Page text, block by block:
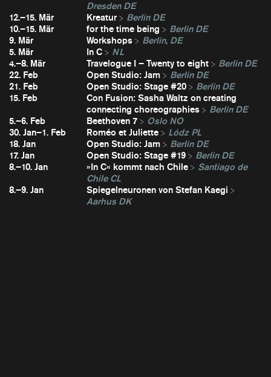
Dresden DE
12.–15. Mär
Kreatur
Berlin DE
10.–15. Mär
for the time being
Berlin DE
9. Mär
Workshops
Berlin, DE
5. Mär
In C
NL
4.–8. Mär
Travelogue I – Twenty to eight
Berlin DE
22. Feb
Open Studio: Jam
Berlin DE
21. Feb
Open Studio: Stage #20
Berlin DE
15. Feb
Con Fusion: Sasha Waltz on creating
connecting choreographies
Berlin DE
5.–6. Feb
Beethoven 7
Oslo NO
30. Jan–1. Feb
Roméo et Juliette
Lódz PL
18. Jan
Open Studio: Jam
Berlin DE
17. Jan
Open Studio: Stage #19
Berlin DE
8.–10. Jan
»In C« kommt nach Chile
Santiago de
Chile CL
8.–9. Jan
Spiegelneuronen von Stefan Kaegi
Aarhus DK